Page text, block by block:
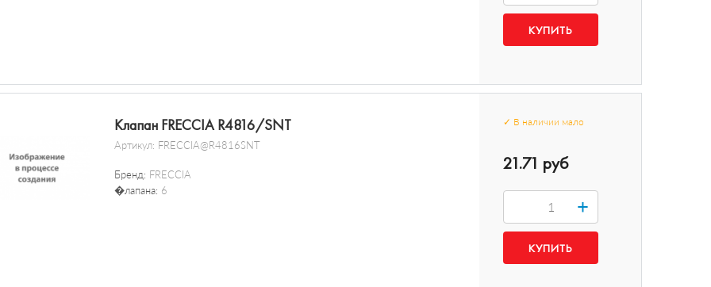
Клапан FRECCIA R4816/SNT
Артикул: FRECCIA@R4816SNT
Бренд: FRECCIA
�лапана: 6
✓ В наличии мало
21.71 руб
+